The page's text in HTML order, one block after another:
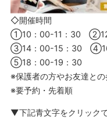
◇開催時間
①10：00-11：30 ②12
③14：00-15：30 ④16
⑤18：00-19：30
※保護者の方やお友達と
※要予約・先着順
▼下記青文字をクリック